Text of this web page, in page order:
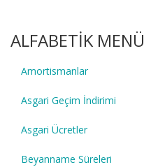
ALFABETİK MENÜ
Amortismanlar
Asgari Geçim İndirimi
Asgari Ücretler
Beyanname Süreleri